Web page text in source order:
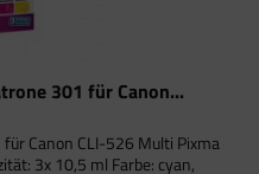
301 für Canon...
Canon CLI-526 Multi Pixma
3x 10,5 ml Farbe: cyan,